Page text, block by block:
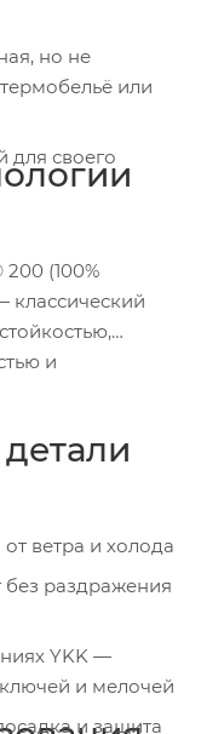
но не
или
для своего
(100%
классический
и
ветра и холода
раздражения
YKK —
и мелочей
и защита